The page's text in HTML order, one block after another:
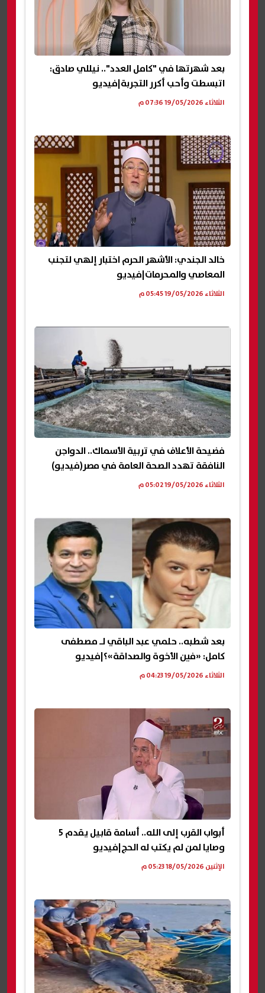
بعد شهرتها في "كامل العدد".. نيللي صادق:
اتبسطت وأحب أكرر التجربة|فيديو
الثلاثاء 19/05/2026 07:36 م
خالد الجندي: الأشهر الحرم اختبار إلهي لتجنب
المعاصي والمحرمات|فيديو
الثلاثاء 19/05/2026 05:45 م
فضيحة الأعلاف في تربية الأسماك.. الدواجن
النافقة تهدد الصحة العامة في مصر(فيديو)
الثلاثاء 19/05/2026 05:02 م
بعد شطبه.. حلمي عبد الباقي لـ مصطفى
كامل: «فين الأخوة والصداقة»؟|فيديو
الثلاثاء 19/05/2026 04:23 م
أبواب القرب إلى الله.. أسامة قابيل يقدم 5
وصايا لمن لم يكتب له الحج|فيديو
الإثنين 18/05/2026 05:23 م